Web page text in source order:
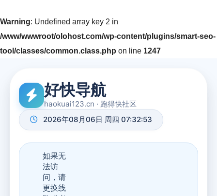
Warning: Undefined array key 2 in
/www/wwwroot/olohost.com/wp-content/plugins/smart-seo-
tool/classes/common.class.php on line 1247